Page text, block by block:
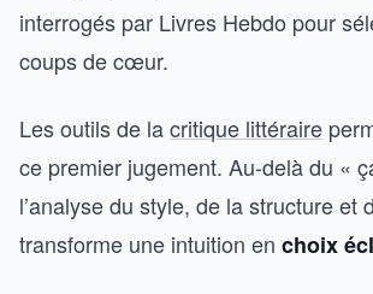
interrogés par Livres Hebdo pour
coups de cœur.
Les outils de lacritique littéraire
ce premier jugement. Au-delà du «
l’analyse du style, de la structure et
transforme une intuition en choix